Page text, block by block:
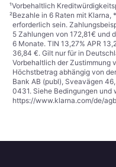
¹Vorbehaltlich
²Bezahle in 6 Raten mit Klarna,
erforderlich sein.
5 Zahlungen von 172,81€ und
6 Monate. TIN 13,27% APR
36,84 €. Gilt nur für in
Vorbehaltlich der Zustimmung
Höchstbetrag abhängig von
Bank AB (publ), Sveavägen
0431. Siehe Bedingungen und
https://www.klarna.com/de/